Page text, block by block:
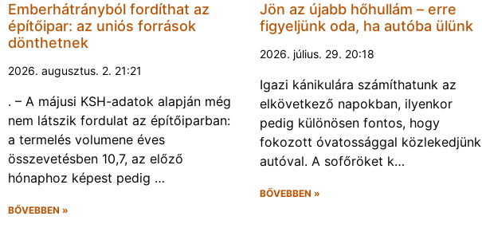
Emberhátrányból fordíthat az
építőipar: az uniós források
dönthetnek
2026. augusztus. 2. 21:21
. – A májusi KSH-adatok alapján még
nem látszik fordulat az építőiparban:
a termelés volumene éves
összevetésben 10,7, az előző
hónaphoz képest pedig …
BŐVEBBEN »
Jön az újabb hőhullám – erre
figyeljünk oda, ha autóba ülünk
2026. július. 29. 20:18
Igazi kánikulára számíthatunk az
elkövetkező napokban, ilyenkor
pedig különösen fontos, hogy
fokozott óvatossággal közlekedjünk
autóval. A sofőröket k…
BŐVEBBEN »